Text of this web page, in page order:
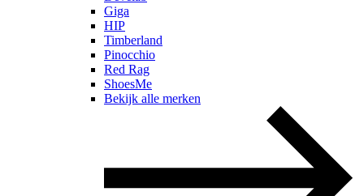
Giga
HIP
Timberland
Pinocchio
Red Rag
ShoesMe
Bekijk alle merken